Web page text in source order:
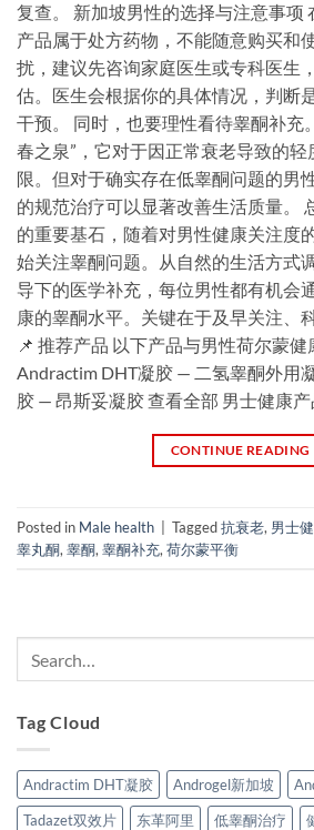
复查。 新加坡男性的选择与注意事项
产品属于处方药物，不能随意购买和
扰，建议先咨询家庭医生或专科医生
估。医生会根据你的具体情况，判断
干预。 同时，也要理性看待睾酮补充
春之泉”，它对于因正常衰老导致的
限。但对于确实存在低睾酮问题的男
的规范治疗可以显著改善生活质量。
的重要基石，随着对男性健康关注度
始关注睾酮问题。从自然的生活方式
导下的医学补充，每位男性都有机会
康的睾酮水平。关键在于及早关注、
📌 推荐产品 以下产品与男性荷尔蒙健
Andractim DHT凝胶 — 二氢睾酮外用
胶 — 昂斯妥凝胶 查看全部 男士健康产
CONTINUE READING
Posted in Male health | Tagged抗衰老, 男士
睾丸酮, 睾酮, 睾酮补充, 荷尔蒙平衡
Tag Cloud
Andractim DHT凝胶 Androgel新加坡
Tadazet双效片
东革阿里 低睾酮治疗